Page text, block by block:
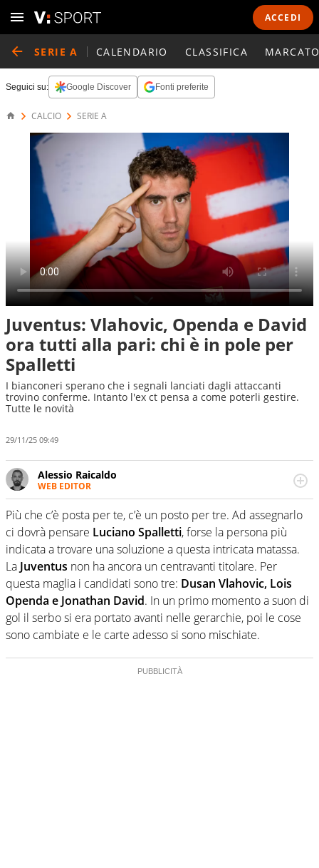
ACCEDI
SERIE A CALENDARIO CLASSIFICA
Seguici su: Google Discover Fonti preferite
CALCIO SERIE A
Juventus: Vlahovic, Openda e David
ora tutti alla pari: chi è in pole per
Spalletti
I bianconeri sperano che i segnali lanciati dagli attaccanti
trovino conferme. Intanto l'ex ct pensa a come poterli gestire.
Tutte le novità
29/11/25 09:49
Alessio Raicaldo
WEB EDITOR
Un figlio che si chiama Diego e la tesi di laurea sugli stadi
di proprietà in Italia. Il calcio quale filo conduttore
irrinunciabile tra passione e professione. Per Virgilio
Sport indaga, approfondisce e scandaglia l'universo
mondo dello sport per antonomasia
Più che c’è posta per te, c’è un posto per tre. Ad assegnarlo
ci dovrà pensare Luciano Spalletti, forse la persona più
indicata a trovare una soluzione a questa intricata matassa.
La Juventus non ha ancora un centravanti titolare. Per
questa maglia i candidati sono tre: Dusan Vlahovic, Lois
Openda e Jonathan David. In un primo momento a suon di
gol il serbo si era portato avanti nelle gerarchie, poi le cose
sono cambiate e le carte adesso si sono mischiate.